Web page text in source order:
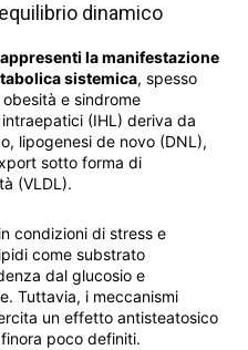
dinamico
la manifestazione
sistemica, spesso
e sindrome
(IHL) deriva da
lipogenesi de novo (DNL),
sotto forma di
(VLDL).
condizioni di stress e
come substrato
dal glucosio e
Tuttavia, i meccanismi
un effetto antisteatosico
poco definiti.